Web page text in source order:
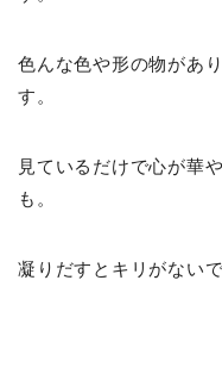
色んな色や形の物があ
す。
見ているだけで心が華
も。
凝りだすとキリがないで